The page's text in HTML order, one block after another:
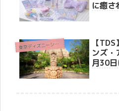
に癒さ
東
京ディズニーシー(R)
【
ンズ・
月30